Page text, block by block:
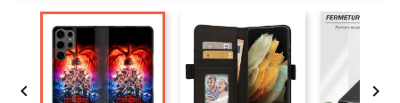
 